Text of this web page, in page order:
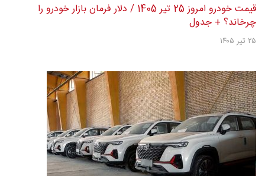
قیمت خودرو امروز 25 تیر 1405 / دلار فرمان بازار خودرو را
چرخاند؟ + جدول
۲۵ تیر ۱۴۰۵